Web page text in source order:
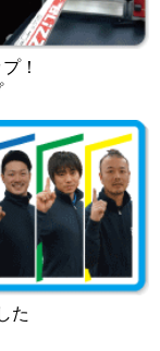
！
た